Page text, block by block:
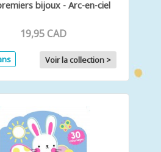
bijoux - Arc-en-ciel
19,95 CAD
Voir la collection >